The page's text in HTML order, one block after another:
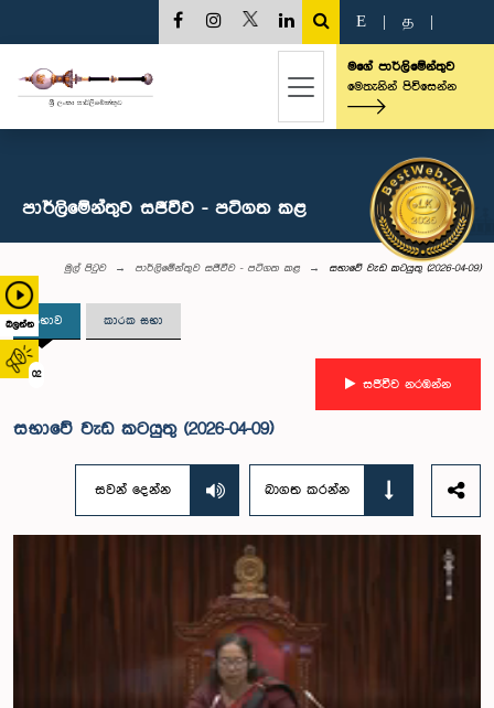
බලන්න
02
E த
මගේ පාර්ලිමේන්තුව
මෙතැනින් පිවිසෙන්න
පාර්ලිමේන්තුව සජීවීව - පටිගත කළ
මුල් පිටුව පාර්ලිමේන්තුව සජීවීව - පටිගත කළ සභාවේ වැඩ කටයුතු (2026-04-09)
සභාව කාරක සභා
සජීවීව නරඹන්න
සභාවේ වැඩ කටයුතු (2026-04-09)
සවන් දෙන්න බාගත කරන්න